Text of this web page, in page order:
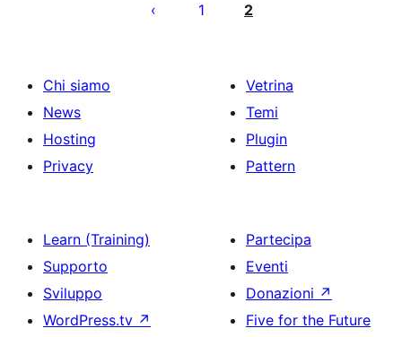
1 2
Chi siamo
News
Hosting
Privacy
Vetrina
Temi
Plugin
Pattern
Learn (Training)
Supporto
Sviluppo
WordPress.tv ↗
Partecipa
Eventi
Donazioni ↗
Five for the Future